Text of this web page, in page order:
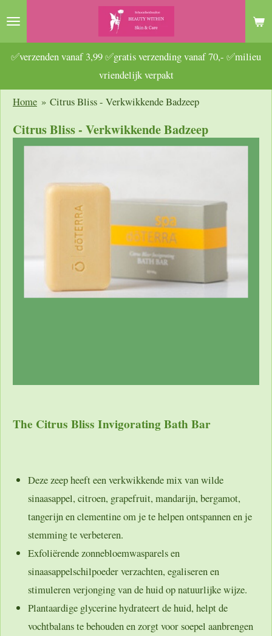
Ga
naar
hoofdinhoud
✅verzenden vanaf 3,99 ✅gratis verzending vanaf 70,- ✅milieu
vriendelijk verpakt
Home » Citrus Bliss - Verkwikkende Badzeep
Citrus Bliss - Verkwikkende Badzeep
The Citrus Bliss Invigorating Bath Bar
Deze zeep heeft een verkwikkende mix van wilde
sinaasappel, citroen, grapefruit, mandarijn, bergamot,
tangerijn en clementine om je te helpen ontspannen en je
stemming te verbeteren.
Exfoliërende zonnebloemwasparels en
sinaasappelschilpoeder verzachten, egaliseren en
stimuleren verjonging van de huid op natuurlijke wijze.
Plantaardige glycerine hydrateert de huid, helpt de
vochtbalans te behouden en zorgt voor soepel aanbrengen